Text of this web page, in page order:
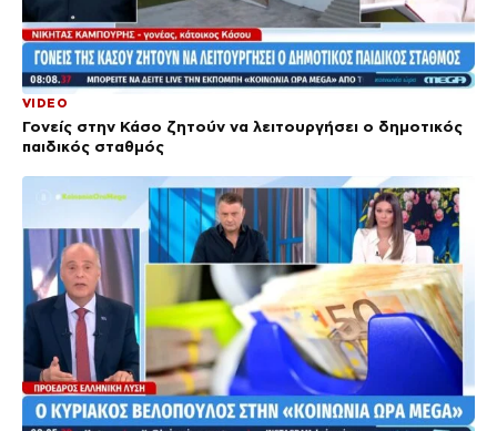
VIDEO
Γονείς στην Κάσο ζητούν να λειτουργήσει ο δημοτικός
παιδικός σταθμός